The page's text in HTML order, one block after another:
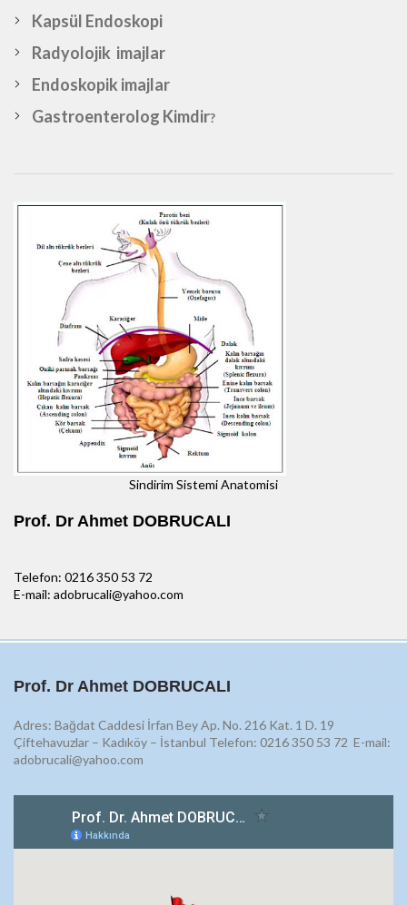
Kapsül Endoskopi
Radyolojik imajlar
Endoskopik imajlar
Gastroenterolog Kimdir?
Sindirim Sistemi Anatomisi
Prof. Dr Ahmet DOBRUCALI
Telefon: 0216 350 53 72
E-mail: adobrucali@yahoo.com
Prof. Dr Ahmet DOBRUCALI
Adres: Bağdat Caddesi İrfan Bey Ap. No. 216 Kat. 1 D. 19
Çiftehavuzlar – Kadıköy – İstanbul Telefon: 0216 350 53 72 E-mail:
adobrucali@yahoo.com